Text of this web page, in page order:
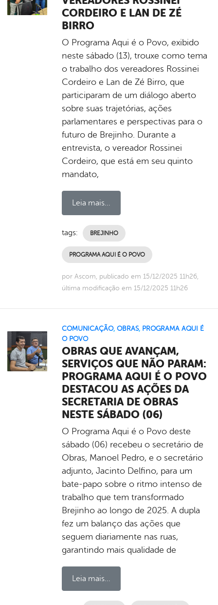
CORDEIRO E LAN DE ZÉ
BIRRO
O Programa Aqui é o Povo, exibido
neste sábado (13), trouxe como tema
o trabalho dos vereadores Rossinei
Cordeiro e Lan de Zé Birro, que
participaram de um diálogo aberto
sobre suas trajetórias, ações
parlamentares e perspectivas para o
futuro de Brejinho. Durante a
entrevista, o vereador Rossinei
Cordeiro, que está em seu quinto
mandato,
Leia mais...
tags: BREJINHO
PROGRAMA AQUI É O POVO
por Ascom, publicado em 15/12/2025 11h26,
última modificação em 15/12/2025 11h26
COMUNICAÇÃO, OBRAS, PROGRAMA AQUI É
O POVO
OBRAS QUE AVANÇAM,
SERVIÇOS QUE NÃO PARAM:
PROGRAMA AQUI É O POVO
DESTACOU AS AÇÕES DA
SECRETARIA DE OBRAS
NESTE SÁBADO (06)
O Programa Aqui é o Povo deste
sábado (06) recebeu o secretário de
Obras, Manoel Pedro, e o secretário
adjunto, Jacinto Delfino, para um
bate-papo sobre o ritmo intenso de
trabalho que tem transformado
Brejinho ao longo de 2025. A dupla
fez um balanço das ações que
seguem diariamente nas ruas,
garantindo mais qualidade de
Leia mais...